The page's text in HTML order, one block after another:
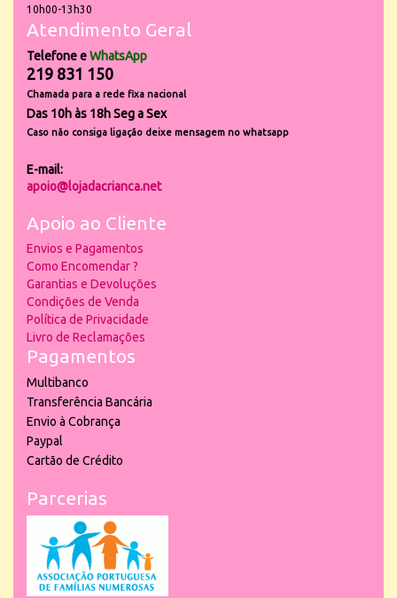
10h00-13h30
Atendimento Geral
Telefone eWhatsApp
219 831 150
Chamada para a rede fixa nacional
Das 10h às 18h Seg a Sex
Caso não consiga ligação deixe mensagem no whatsapp
E-mail:
apoio@lojadacrianca.net
Apoio ao Cliente
Envios e Pagamentos
Como Encomendar ?
Garantias e Devoluções
Condições de Venda
Política de Privacidade
Livro de Reclamações
Pagamentos
Multibanco
Transferência Bancária
Envio à Cobrança
Paypal
Cartão de Crédito
Parcerias